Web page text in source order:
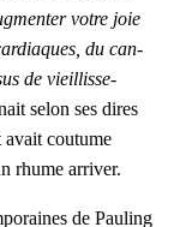
votre joie
du can­
de vieillis­se­
selon ses dires
cou­tume
rhume arri­ver.
de Pau­ling